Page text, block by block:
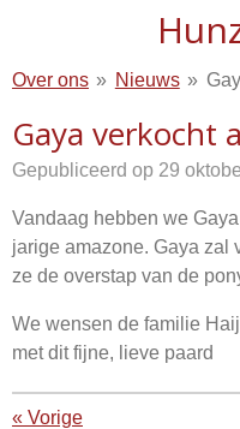
naar
hoofdinhoud
Over ons » Nieuws »
Gaya verkocht
Gepubliceerd op 29
Vandaag hebben we
jarige amazone. Gaya zal
ze de overstap van de
We wensen de familie
met dit fijne, lieve paard
« Vorige